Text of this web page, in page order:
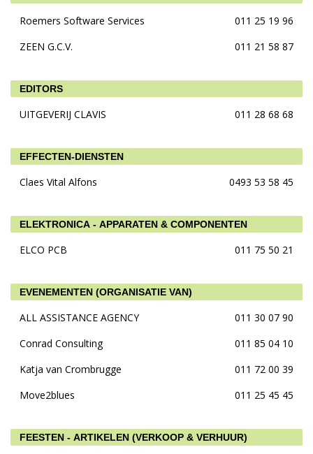
Roemers Software Services
011 25 19 96
ZEEN G.C.V.
011 21 58 87
EDITORS
UITGEVERIJ CLAVIS 011 28 68 68
EFFECTEN-DIENSTEN
Claes Vital Alfons 0493 53 58 45
ELEKTRONICA - APPARATEN & COMPONENTEN
ELCO PCB 011 75 50 21
EVENEMENTEN (ORGANISATIE VAN)
ALL ASSISTANCE AGENCY
011 30 07 90
Conrad Consulting
011 85 04 10
Katja van Crombrugge
011 72 00 39
Move2blues
011 25 45 45
FEESTEN - ARTIKELEN (VERKOOP & VERHUUR)